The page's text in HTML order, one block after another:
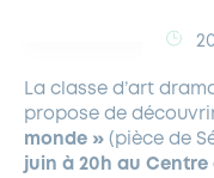
NOUVEAUX
LOCATION DE
PARCS ET
DEMANDE
La classe d’art
propose de
monde » (pièce de
juin à 20h au